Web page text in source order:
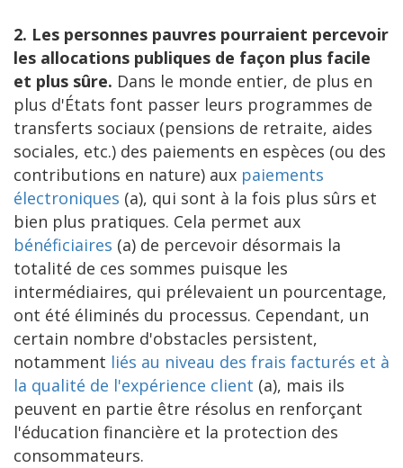
2. Les personnes pauvres pourraient percevoir
les allocations publiques de façon plus facile
et plus sûre. Dans le monde entier, de plus en
plus d'États font passer leurs programmes de
transferts sociaux (pensions de retraite, aides
sociales, etc.) des paiements en espèces (ou des
contributions en nature) aux paiements
électroniques (a), qui sont à la fois plus sûrs et
bien plus pratiques. Cela permet aux
bénéficiaires (a) de percevoir désormais la
totalité de ces sommes puisque les
intermédiaires, qui prélevaient un pourcentage,
ont été éliminés du processus. Cependant, un
certain nombre d'obstacles persistent,
notamment liés au niveau des frais facturés et à
la qualité de l'expérience client (a), mais ils
peuvent en partie être résolus en renforçant
l'éducation financière et la protection des
consommateurs.